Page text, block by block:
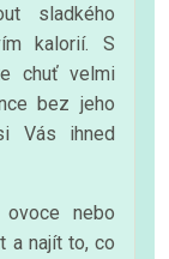
sladkého
kalorií. S
chuť velmi
bez jeho
Vás ihned
nebo
a najít to, co